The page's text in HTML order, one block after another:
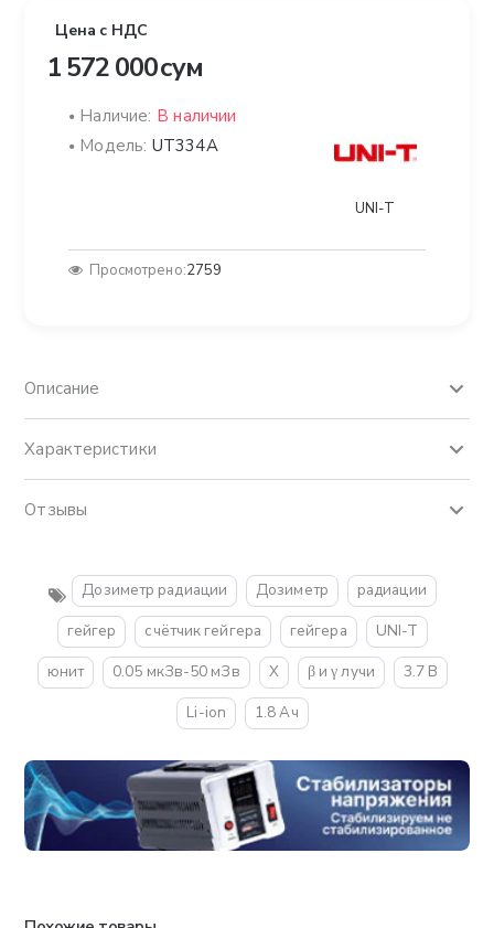
Цена с НДС
1 572 000 сум
Наличие: В наличии
Модель: UT334A
UNI-T
Просмотрено:2759
Описание
Характеристики
Отзывы
Дозиметр радиации Дозиметр
радиации
гейгер
счётчик гейгера гейгера
UNI-T
юнит
0.05 мкЗв-50 мЗв X β и γ лучи
3.7 В
Li-ion
1.8 Ач